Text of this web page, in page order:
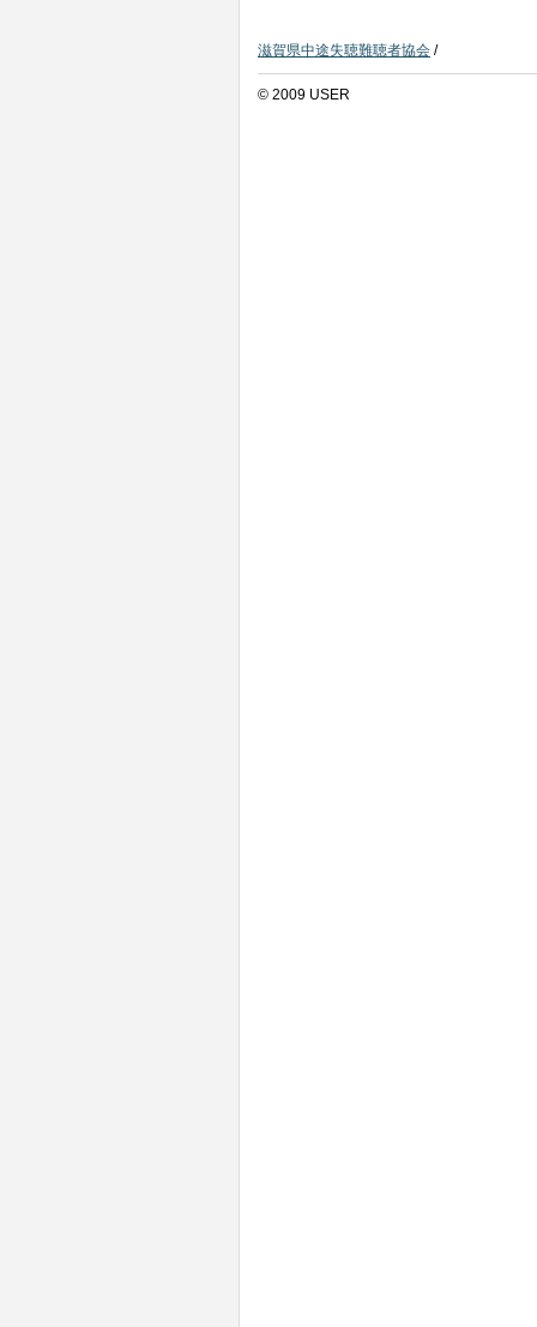
滋賀県中途失聴難聴者協会 /
© 2009 USER